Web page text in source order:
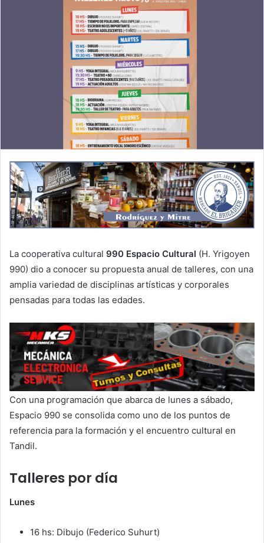
La cooperativa cultural 990 Espacio Cultural (H. Yrigoyen
990) dio a conocer su propuesta anual de talleres, con una
amplia variedad de disciplinas artísticas y corporales
pensadas para todas las edades.
Con una programación que abarca de lunes a sábado,
Espacio 990 se consolida como uno de los puntos de
referencia para la formación y el encuentro cultural en
Tandil.
Talleres por día
Lunes
16 hs: Dibujo (Federico Suhurt)